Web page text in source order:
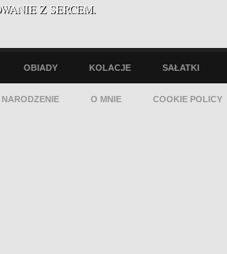
Z SERCEM.
OBIADY KOLACJE SAŁATKI
NARODZENIE O MNIE COOKIE POLICY